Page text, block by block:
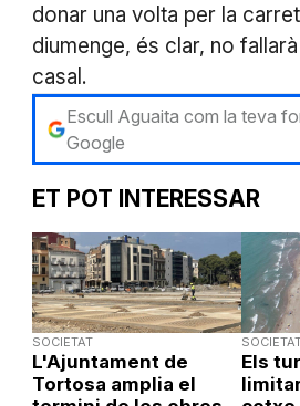
donar una volta per la
diumenge, és clar, no
casal.
Escull Aguaita com la teva
Google
ET POT INTERESSAR
SOCIETAT
L'Ajuntament de
Tortosa amplia el
Els